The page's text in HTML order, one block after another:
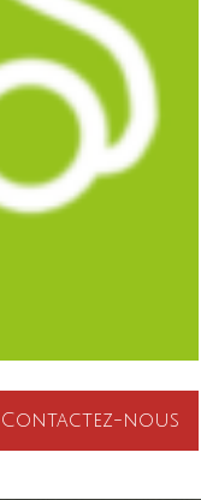
Contactez-nous